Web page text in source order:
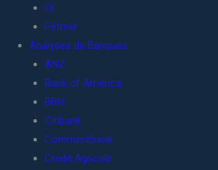
Or
Pétrole
Analyses de Banques
ANZ
Bank of America
BBH
Citibank
Commerzbank
Crédit Agricole